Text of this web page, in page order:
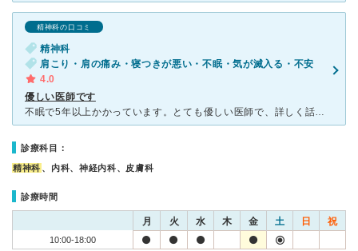
精神科の口コミ
精神科
肩こり・肩の痛み・寝つきが悪い・不眠・気が滅入る・不安
4.0
優しい医師です
不眠で5年以上かかっています。とても優しい医師で、詳しく話を聞いてくれるし、親身になってくれるし、薬も的確に処方してくれます。ただ、ひとりひとりの診察時間が長めなので、タイミングが悪いとかなり待ちます
診療科目：
精神科 、内科、神経内科、皮膚科
診療時間
月 火 水 木 金 土 日 祝
10:00-18:00